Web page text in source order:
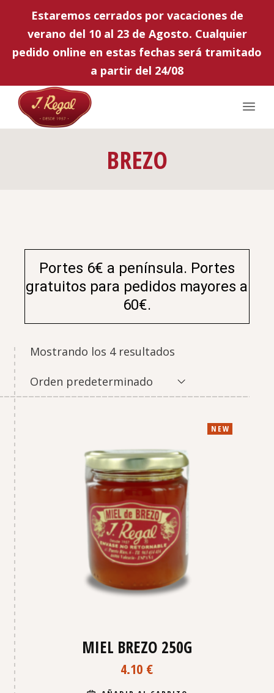
Estaremos cerrados por vacaciones de
verano del 10 al 23 de Agosto. Cualquier
pedido online en estas fechas será tramitado
a partir del 24/08
BREZO
Portes 6€ a península. Portes
gratuitos para pedidos mayores a
60€.
Mostrando los 4 resultados
Orden predeterminado
NEW
MIEL BREZO 250G
4.10 €